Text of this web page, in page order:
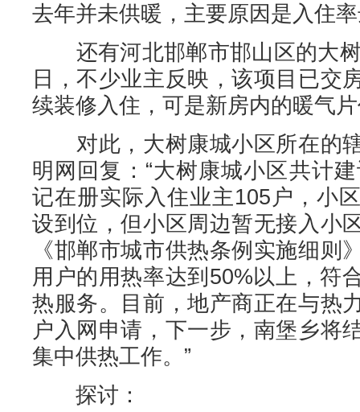
去年并未供暖，主要原因是入住
还有河北邯郸市邯山区的大树
日，不少业主反映，该项目已交
续装修入住，可是新房内的暖气片
对此，大树康城小区所在的
明网回复：“大树康城小区共计
记在册实际入住业主105户，小
设到位，但小区周边暂无接入小
《邯郸市城市供热条例实施细则
用户的用热率达到50%以上，符
热服务。目前，地产商正在与热
户入网申请，下一步，南堡乡将
集中供热工作。”
探讨：